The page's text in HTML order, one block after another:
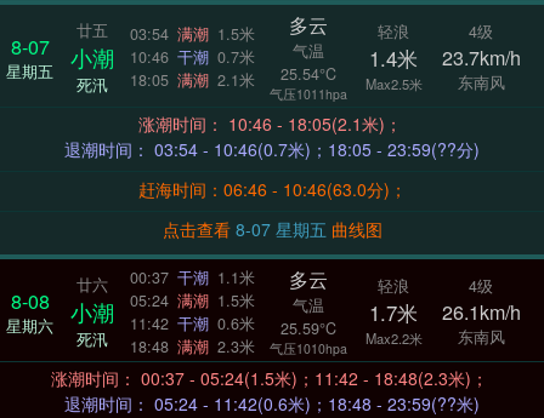
8-07
星期五
廿五
小潮
死汛
03:54 满潮 1.5米
10:46 干潮 0.7米
18:05 满潮 2.1米
多云
气温
25.54°C
气压1011hpa
轻浪
1.4米
Max2.5米
4级
23.7km/h
东南风
涨潮时间： 10:46 - 18:05(2.1米)；
退潮时间： 03:54 - 10:46(0.7米)；18:05 - 23:59(??分)
赶海时间：06:46 - 10:46(63.0分)；
点击查看
8-07 星期五 曲线图
8-08
星期六
廿六
小潮
死汛
00:37 干潮 1.1米
05:24 满潮 1.5米
11:42 干潮 0.6米
18:48 满潮 2.3米
多云
气温
25.59°C
气压1010hpa
轻浪
1.7米
Max2.2米
4级
26.1km/h
东南风
涨潮时间： 00:37 - 05:24(1.5米)；11:42 - 18:48(2.3米)；
退潮时间： 05:24 - 11:42(0.6米)；18:48 - 23:59(??米)